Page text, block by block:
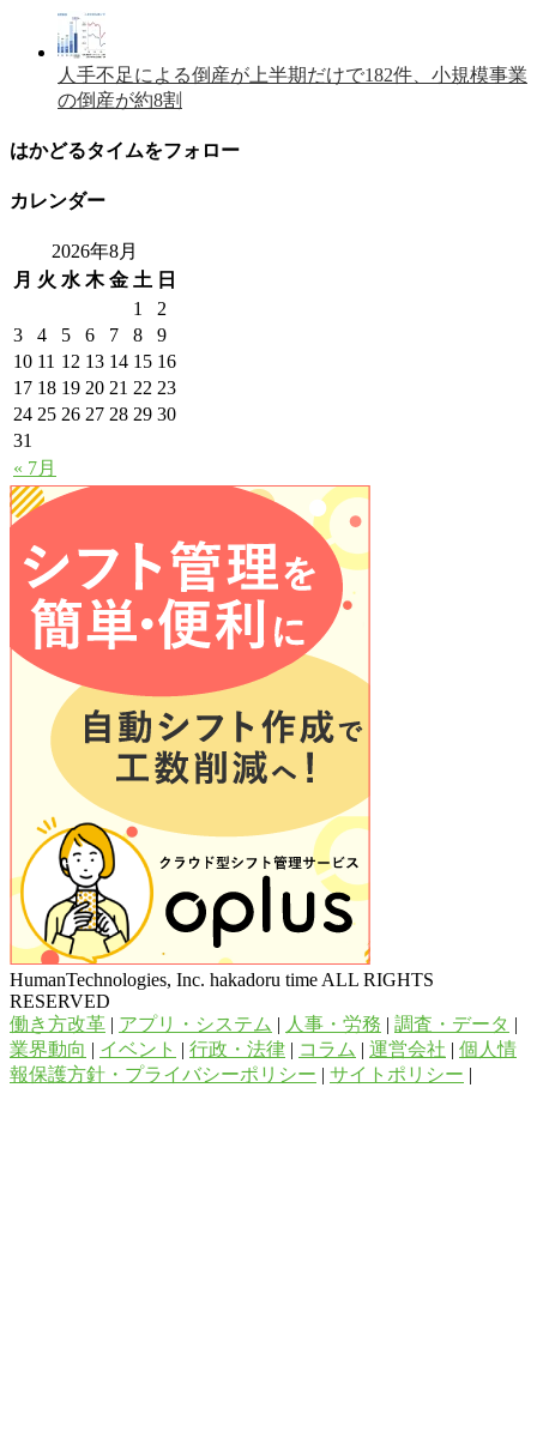
人手不足による倒産が上半期だけで182件、小規模事業
の倒産が約8割
はかどるタイムをフォロー
カレンダー
2026年8月
月 火 水 木 金 土 日
« 7月
1
2
3
4 5 6 7 8
9
10 11 12 13 14 15 16
17 18 19 20 21 22 23
24 25 26 27 28 29 30
31
HumanTechnologies, Inc. hakadoru time ALL RIGHTS
RESERVED
働き方改革 | アプリ・システム | 人事・労務 | 調査・データ |
業界動向 | イベント | 行政・法律 | コラム | 運営会社 | 個人情
報保護方針・プライバシーポリシー | サイトポリシー |